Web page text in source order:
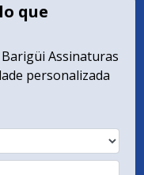
que
Assinaturas
personalizada